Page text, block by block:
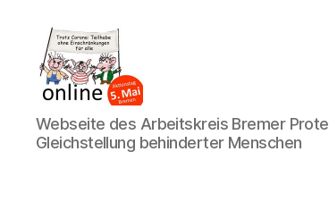
AK
Bremer
Protest
Webseite des Arbeitskreis Bremer
Gleichstellung behinderter Menschen